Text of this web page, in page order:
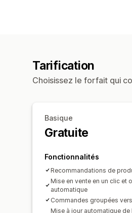
Tarification
Choisissez le forfait qui
Basique
Gratuite
Fonctionnalités
Recommandations de
Mise en vente en un clic et
automatique
Commandes groupées
Mise à jour automatique de